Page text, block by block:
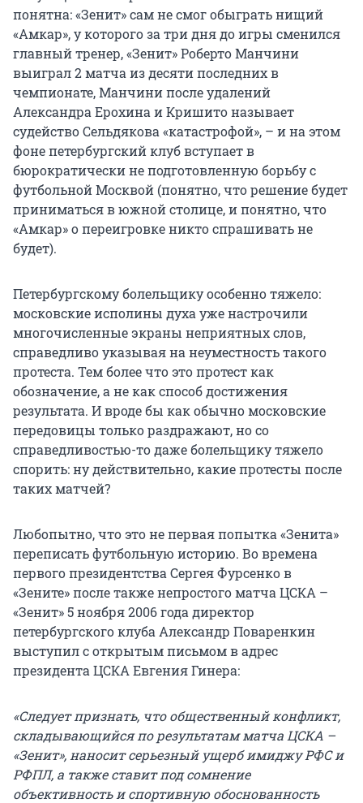
понятна: «Зенит» сам не смог обыграть нищий
«Амкар», у которого за три дня до игры сменился
главный тренер, «Зенит» Роберто Манчини
выиграл 2 матча из десяти последних в
чемпионате, Манчини после удалений
Александра Ерохина и Кришито называет
судейство Сельдякова «катастрофой», – и на этом
фоне петербургский клуб вступает в
бюрократически не подготовленную борьбу с
футбольной Москвой (понятно, что решение будет
приниматься в южной столице, и понятно, что
«Амкар» о переигровке никто спрашивать не
будет).
Петербургскому болельщику особенно тяжело:
московские исполины духа уже настрочили
многочисленные экраны неприятных слов,
справедливо указывая на неуместность такого
протеста. Тем более что это протест как
обозначение, а не как способ достижения
результата. И вроде бы как обычно московские
передовицы только раздражают, но со
справедливостью-то даже болельщику тяжело
спорить: ну действительно, какие протесты после
таких матчей?
Любопытно, что это не первая попытка «Зенита»
переписать футбольную историю. Во времена
первого президентства Сергея Фурсенко в
«Зените» после также непростого матча ЦСКА –
«Зенит» 5 ноября 2006 года директор
петербургского клуба Александр Поваренкин
выступил с открытым письмом в адрес
президента ЦСКА Евгения Гинера:
«Следует признать, что общественный конфликт,
складывающийся по результатам матча ЦСКА –
«Зенит», наносит серьезный ущерб имиджу РФС и
РФПЛ, а также ставит под сомнение
объективность и спортивную обоснованность